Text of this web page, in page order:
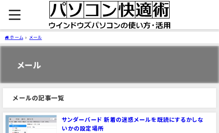
ホーム メール
メール
メールの記事一覧
サンダーバード 新着の迷惑メールを既読にするかしな
いかの設定場所